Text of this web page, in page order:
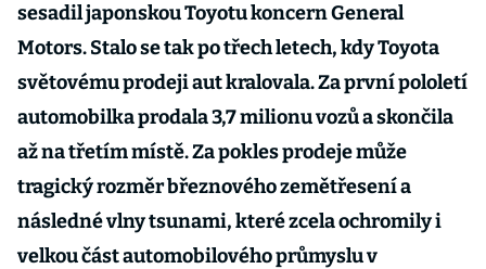
sesadil japonskou Toyotu koncern General
Motors. Stalo se tak po třech letech, kdy Toyota
světovému prodeji aut kralovala. Za první pololetí
automobilka prodala 3,7 milionu vozů a skončila
až na třetím místě. Za pokles prodeje může
tragický rozměr březnového zemětřesení a
následné vlny tsunami, které zcela ochromily i
velkou část automobilového průmyslu v